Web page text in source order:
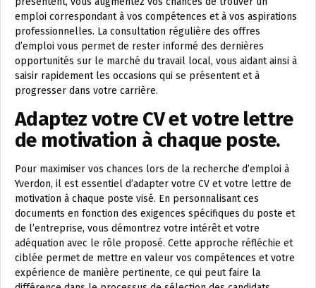
emploi correspondant à vos compétences et à vos aspirations
professionnelles. La consultation régulière des offres
d’emploi vous permet de rester informé des dernières
opportunités sur le marché du travail local, vous aidant ainsi à
saisir rapidement les occasions qui se présentent et à
progresser dans votre carrière.
Adaptez votre CV et votre lettre
de motivation à chaque poste.
Pour maximiser vos chances lors de la recherche d’emploi à
Yverdon, il est essentiel d’adapter votre CV et votre lettre de
motivation à chaque poste visé. En personnalisant ces
documents en fonction des exigences spécifiques du poste et
de l’entreprise, vous démontrez votre intérêt et votre
adéquation avec le rôle proposé. Cette approche réfléchie et
ciblée permet de mettre en valeur vos compétences et votre
expérience de manière pertinente, ce qui peut faire la